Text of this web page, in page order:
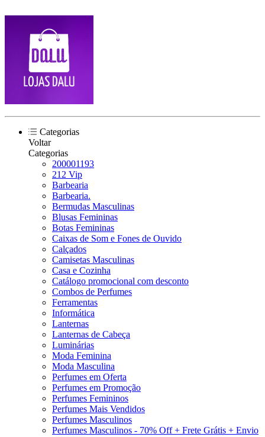
Categorias
Voltar
Categorias
200001193
212 Vip
Barbearia
Barbearia.
Bermudas Masculinas
Blusas Femininas
Botas Femininas
Caixas de Som e Fones de Ouvido
Calçados
Camisetas Masculinas
Casa e Cozinha
Catálogo promocional com desconto
Combos de Perfumes
Ferramentas
Informática
Lanternas
Lanternas de Cabeça
Luminárias
Moda Feminina
Moda Masculina
Perfumes em Oferta
Perfumes em Promoção
Perfumes Femininos
Perfumes Mais Vendidos
Perfumes Masculinos
Perfumes Masculinos - 70% Off + Frete Grátis + Envio